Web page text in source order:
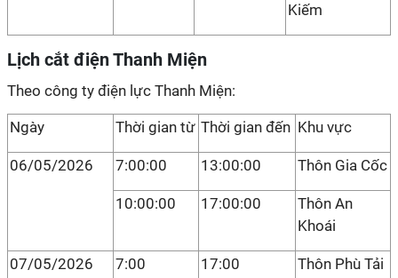
Kiếm
Lịch cắt điện Thanh Miện
Theo công ty điện lực Thanh Miện:
Ngày Thời gian từ Thời gian đến Khu vực
06/05/2026 7:00:00 13:00:00 Thôn Gia Cốc
10:00:00 17:00:00
Thôn An
Khoái
07/05/2026 7:00 17:00
Thôn Phù Tải